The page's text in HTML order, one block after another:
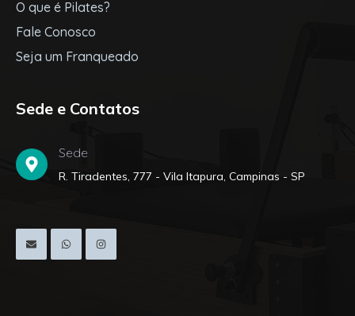
O que é Pilates?
Fale Conosco
Seja um Franqueado
Sede e Contatos
Sede
R. Tiradentes, 777 - Vila Itapura, Campinas - SP